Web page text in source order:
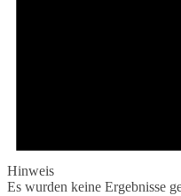
Hinweis
Es wurden keine Ergebnisse